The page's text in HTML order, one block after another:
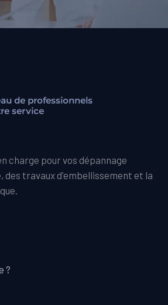
charge pour vos dépannage
des travaux d'embellissement et la
?